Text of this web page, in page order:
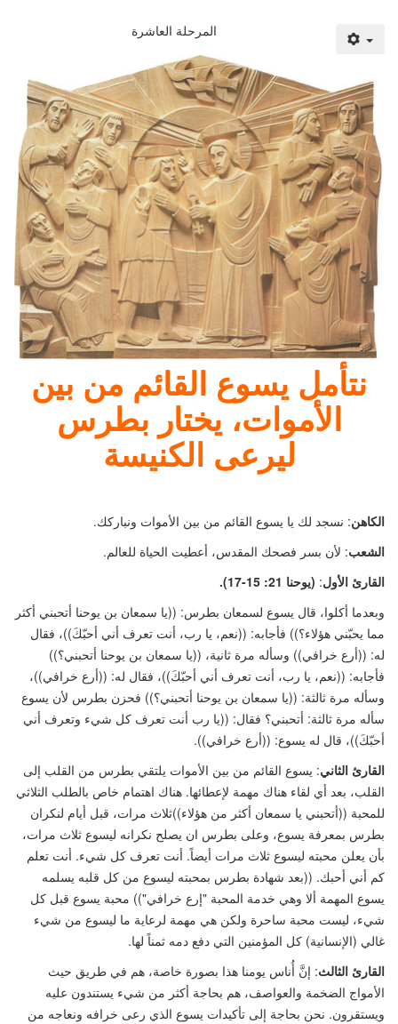
المرحلة العاشرة
نتأمل يسوع القائم من بين
الأموات، يختار بطرس
ليرعى الكنيسة
الكاهن: نسجد لك يا يسوع القائم من بين الأموات ونباركك.
الشعب: لأن بسر فصحك المقدس، أعطيت الحياة للعالم.
القارئ الأول:
(يوحنا 21: 15-17).
وبعدما أكلوا، قال يسوع لسمعان بطرس: ((يا سمعان بن يوحنا أتحبني أكثر
مما يحبّني هؤلاء؟)) فأجابه: ((نعم، يا رب، أنت تعرف أني أحبّكَ))، فقال
له: ((أرع خرافي)) وسأله مرة ثانية، ((يا سمعان بن يوحنا أتحبني؟))
فأجابه: ((نعم، يا رب، أنت تعرف أني أحبّكَ))، فقال له: ((أرع خرافي))،
وسأله مرة ثالثة: ((يا سمعان بن يوحنا أتحبني؟)) فحزن بطرس لأن يسوع
سأله مرة ثالثة: أتحبني؟ فقال: ((يا رب أنت تعرف كل شيء وتعرف أني
أحبّكَ))، قال له يسوع: ((أرع خرافي))
.
القارئ الثاني: يسوع القائم من بين الأموات يلتقي بطرس من القلب إلى
القلب، بعد أي لقاء هناك مهمة لإعطائها. هناك اهتمام خاص بالطلب الثلاثي
للمحبة ((أتحبني يا سمعان أكثر من هؤلاء))ثلاث مرات، قبل أيام لنكران
بطرس بمعرفة يسوع، وعلى بطرس ان يصلح نكرانه ليسوع ثلاث مرات،
بأن يعلن محبته ليسوع ثلاث مرات أيضاً. أنت تعرف كل شيء. أنت تعلم
كم أني أحبك. ((بعد شهادة بطرس بمحبته ليسوع من كل قلبه يسلمه
يسوع المهمة ألا وهي خدمة المحبة "إرع خرافي")) محبة يسوع قبل كل
شيء، ليست محبة ساحرة ولكن هي مهمة لرعاية ما ليسوع من شيء
غالي (الإنسانية) كل المؤمنين التي دفع دمه ثمناً لها.
القارئ الثالث: إنَّ أُناس يومنا هذا بصورة خاصة، هم في طريق حيث
الأمواج الضخمة والعواصف، هم بحاجة أكثر من شيء يستندون عليه
ويستقرون. نحن بحاجة إلى تأكيدات يسوع الذي رعى خرافه ونعاجه من